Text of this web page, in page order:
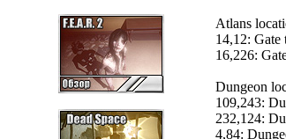
Atlans
14,12: Gate
16,226:
Dungeon
109,243:
232,124:
4,84: